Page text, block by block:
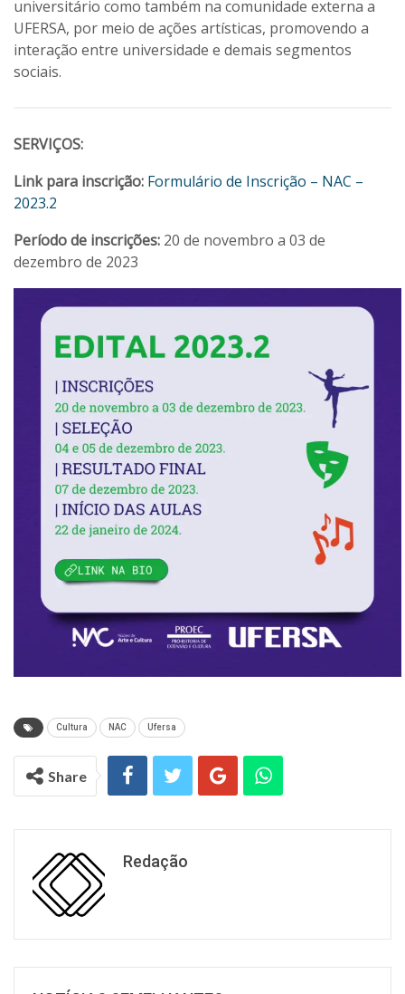
universitário como também na comunidade externa a
UFERSA, por meio de ações artísticas, promovendo a
interação entre universidade e demais segmentos
sociais.
SERVIÇOS:
Link para inscrição: Formulário de Inscrição – NAC –
2023.2
Período de inscrições: 20 de novembro a 03 de
dezembro de 2023
Cultura NAC Ufersa
Share
Redação